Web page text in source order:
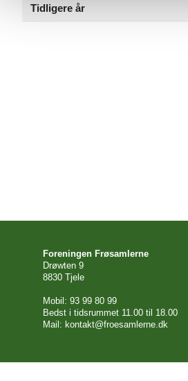
Tidligere år
Foreningen Frøsamlerne
Drøwten 9
8830 Tjele
Mobil: 93 99 80 99
Bedst i tidsrummet 11.00 til 18.00
Mail: kontakt@froesamlerne.dk